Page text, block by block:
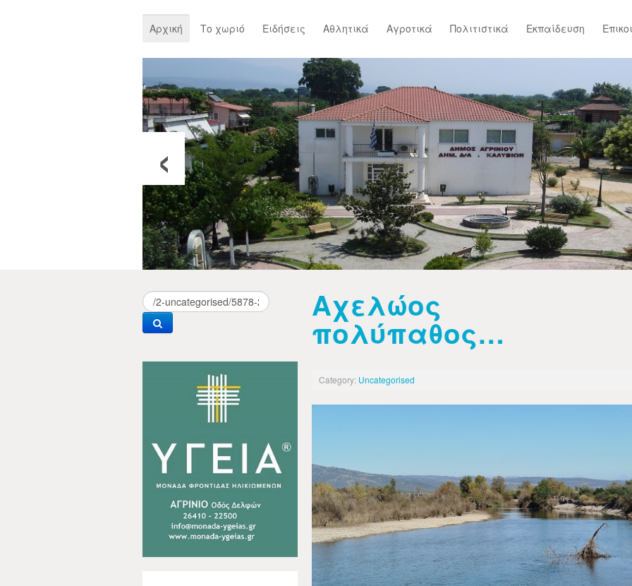
Αρχική Το χωριό Ειδήσεις Αθλητικά Αγροτικά Πολιτιστικά Εκπαίδευση
‹
Αχελώος
πολύπαθος…
Category: Uncategorised